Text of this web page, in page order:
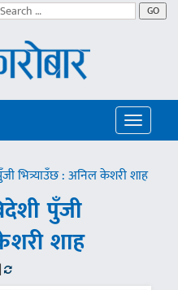
GO
Toggle
भित्र्याउँछ : अनिल केशरी शाह
पुँजी
शाह